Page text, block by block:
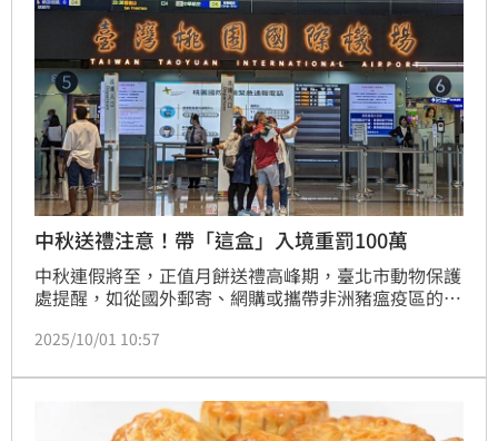
中秋送禮注意！帶「這盒」入境重罰100萬
中秋連假將至，正值月餅送禮高峰期，臺北市動物保護
處提醒，如從國外郵寄、網購或攜帶非洲豬瘟疫區的豬
罰新臺幣100萬元，呼籲民眾慎選產品，避免違規輸入
（賴俊佑）
2025/10/01 10:57